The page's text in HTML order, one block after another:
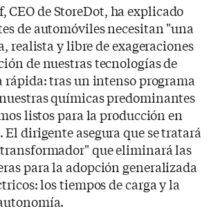
CEO de StoreDot, ha explicado
de automóviles necesitan "una
realista y libre de exageraciones
de nuestras tecnologías de
rápida: tras un intenso programa
químicas predominantes
listos para la producción en
El dirigente asegura que se tratará
que eliminará las
para la adopción generalizada
los tiempos de carga y la